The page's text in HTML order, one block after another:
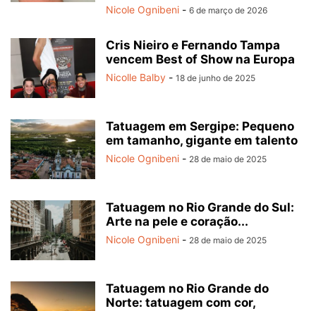
Nicole Ognibeni - 6 de março de 2026
Cris Nieiro e Fernando Tampa
vencem Best of Show na Europa
Nicolle Balby - 18 de junho de 2025
Tatuagem em Sergipe: Pequeno
em tamanho, gigante em talento
Nicole Ognibeni - 28 de maio de 2025
Tatuagem no Rio Grande do Sul:
Arte na pele e coração...
Nicole Ognibeni - 28 de maio de 2025
Tatuagem no Rio Grande do
Norte: tatuagem com cor,